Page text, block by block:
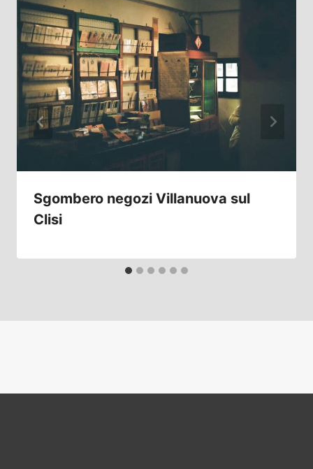
Sgombero negozi Villanuova sul
Clisi